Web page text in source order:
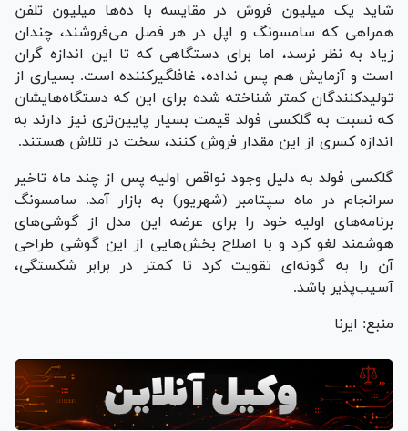
شاید یک میلیون فروش در مقایسه با ده‌ها میلیون تلفن
همراهی که سامسونگ و اپل در هر فصل می‌فروشند، چندان
زیاد به نظر نرسد، اما برای دستگاهی که تا این اندازه گران
است و آزمایش هم پس نداده، غافلگیرکننده است. بسیاری از
تولیدکنندگان کمتر شناخته شده برای این که دستگاه‌هایشان
که نسبت به گلکسی فولد قیمت بسیار پایین‌تری نیز دارند به
اندازه کسری از این مقدار فروش کنند، سخت در تلاش هستند.
گلکسی فولد به دلیل وجود نواقص اولیه پس از چند ماه تاخیر
سرانجام در ماه سپتامبر (شهریور) به بازار آمد. سامسونگ
برنامه‌های اولیه خود را برای عرضه این مدل از گوشی‌های
هوشمند لغو کرد و با اصلاح بخش‌هایی از این گوشی طراحی
آن را به گونه‌ای تقویت کرد تا کمتر در برابر شکستگی،
آسیب‌پذیر باشد.
منبع: ایرنا